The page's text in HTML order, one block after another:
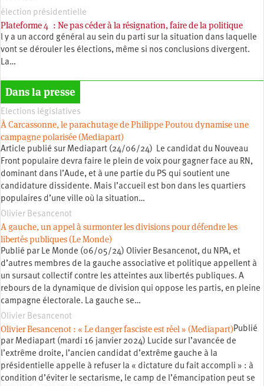
élection présidentielle
Plateforme 4 : Ne pas céder à la résignation, faire de la politique
l y a un accord général au sein du parti sur la situation dans laquelle
vont se dérouler les élections, même si nos conclusions divergent.
La…
Dans la presse
Elections législatives
À Carcassonne, le parachutage de Philippe Poutou dynamise une
campagne polarisée (Mediapart)
Article publié sur Mediapart (24/06/24) Le candidat du Nouveau
Front populaire devra faire le plein de voix pour gagner face au RN,
dominant dans l’Aude, et à une partie du PS qui soutient une
candidature dissidente. Mais l’accueil est bon dans les quartiers
populaires d’une ville où la situation…
Olivier Besancenot
A gauche, un appel à surmonter les divisions pour défendre les
libertés publiques (Le Monde)
Publié par Le Monde (06/05/24) Olivier Besancenot, du NPA, et
d’autres membres de la gauche associative et politique appellent à
un sursaut collectif contre les atteintes aux libertés publiques. A
rebours de la dynamique de division qui oppose les partis, en pleine
campagne électorale. La gauche se…
Olivier Besancenot
Olivier Besancenot : « Le danger fasciste est réel » (Mediapart)Publié
par Mediapart (mardi 16 janvier 2024) Lucide sur l’avancée de
l’extrême droite, l’ancien candidat d’extrême gauche à la
présidentielle appelle à refuser la « dictature du fait accompli » : à
condition d’éviter le sectarisme, le camp de l’émancipation peut se